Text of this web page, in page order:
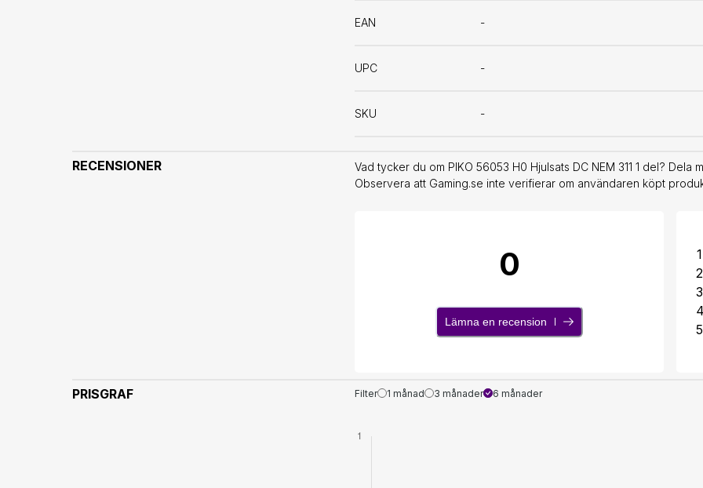
EAN -
UPC -
SKU -
RECENSIONER
Vad tycker du om PIKO 56053 H0 Hjulsats DC NEM 311 1 del?
Observera att Gaming.se inte verifierar om användaren köpt
0
Lämna en recension
1
2
3
4
5
PRISGRAF Filter 1 månad 3 månader 6 månader